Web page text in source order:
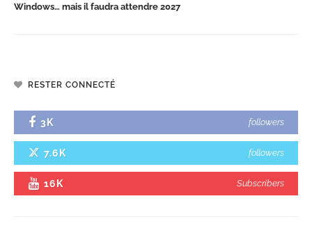
Windows… mais il faudra attendre 2027
RESTER CONNECTÉ
3K followers
7.6K followers
16K Subscribers